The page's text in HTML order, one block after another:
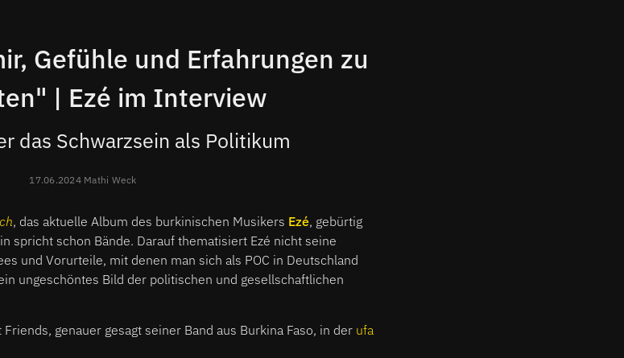
Gefühle und Erfahrungen zu
| Ezé im Interview
das Schwarzsein als Politikum
17.06.2024 Mathi Weck
, das aktuelle Album des burkinischen Musikers Ezé, gebürtig
spricht schon Bände. Darauf thematisiert Ezé nicht seine
und Vorurteile, mit denen man sich als POC in Deutschland
ungeschöntes Bild der politischen und gesellschaftlichen
genauer gesagt seiner Band aus Burkina Faso, in der ufa